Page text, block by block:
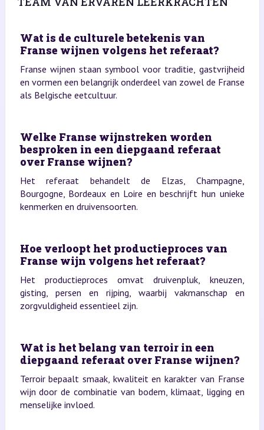
Wat is de culturele betekenis van
Franse wijnen volgens het referaat?
Franse wijnen staan symbool voor traditie, gastvrijheid
en vormen een belangrijk onderdeel van zowel de Franse
als Belgische eetcultuur.
Welke Franse wijnstreken worden
besproken in een diepgaand referaat
over Franse wijnen?
Het referaat behandelt de Elzas, Champagne,
Bourgogne, Bordeaux en Loire en beschrijft hun unieke
kenmerken en druivensoorten.
Hoe verloopt het productieproces van
Franse wijn volgens het referaat?
Het productieproces omvat druivenpluk, kneuzen,
gisting, persen en rijping, waarbij vakmanschap en
zorgvuldigheid essentieel zijn.
Wat is het belang van terroir in een
diepgaand referaat over Franse wijnen?
Terroir bepaalt smaak, kwaliteit en karakter van Franse
wijn door de combinatie van bodem, klimaat, ligging en
menselijke invloed.